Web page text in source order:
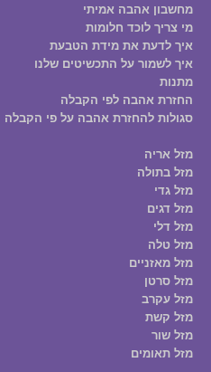
מחשבון אהבה אמיתי
מי צריך לוכד חלומות
איך לדעת את מידת הטבעת
איך לשמור על התכשיטים שלנו
מתנות
החזרת אהבה לפי הקבלה
סגולות להחזרת אהבה על פי הקבלה
מזל אריה
מזל בתולה
מזל גדי
מזל דגים
מזל דלי
מזל טלה
מזל מאזניים
מזל סרטן
מזל עקרב
מזל קשת
מזל שור
מזל תאומים